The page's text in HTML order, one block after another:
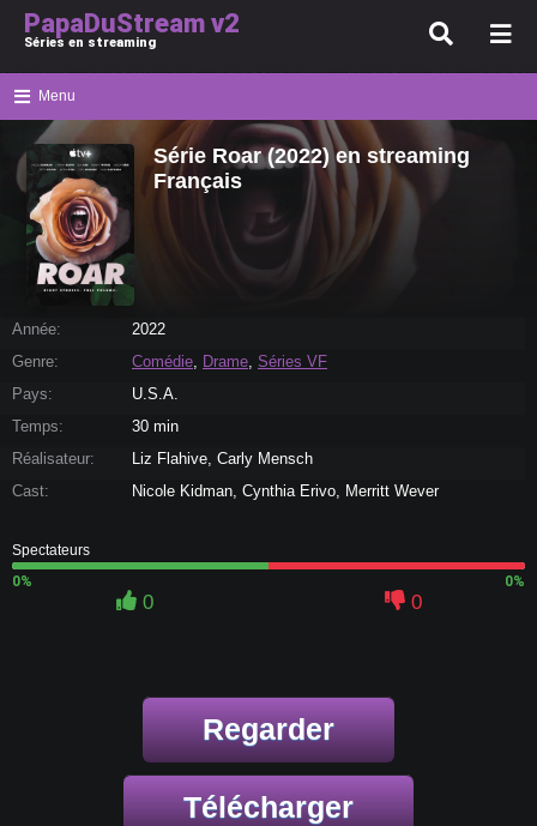
PapaDuStream v2
Séries en streaming
Menu
Série Roar (2022) en streaming
Français
Année:
2022
Genre:
Comédie, Drame, Séries VF
Pays:
U.S.A.
Temps:
30 min
Réalisateur:
Liz Flahive, Carly Mensch
Cast:
Nicole Kidman, Cynthia Erivo, Merritt Wever
Spectateurs
0%
0%
0 0
Regarder
Télécharger